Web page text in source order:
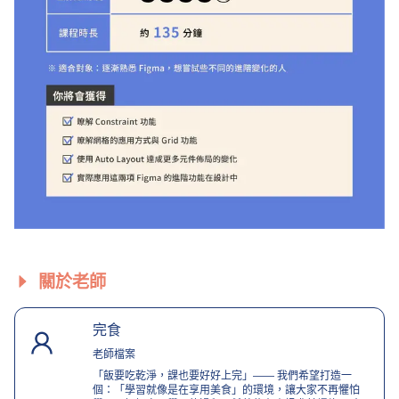
關於老師
完食
老師檔案
「飯要吃乾淨，課也要好好上完」—— 我們希望打造一
個：「學習就像是在享用美食」的環境，讓大家不再懼怕